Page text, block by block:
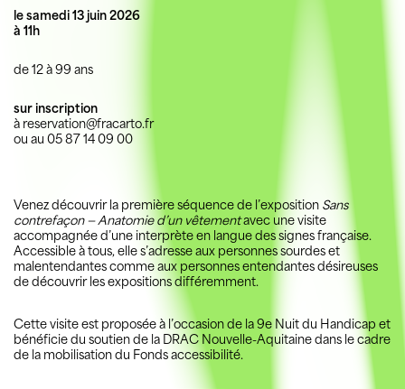
le samedi 13 juin 2026
à 11h
de 12 à 99 ans
sur inscription
à reservation@fracarto.fr
ou au 05 87 14 09 00
Venez découvrir la première séquence de l’exposition Sans
contrefaçon — Anatomie d’un vêtementavec une visite
accompagnée d’une interprète en langue des signes française.
Accessible à tous, elle s’adresse aux personnes sourdes et
malentendantes comme aux personnes entendantes désireuses
de découvrir les expositions différemment.
Cette visite est proposée à l’occasion de la 9e Nuit du Handicap et
bénéficie du soutien de la DRAC Nouvelle-Aquitaine dans le cadre
de la mobilisation du Fonds accessibilité.